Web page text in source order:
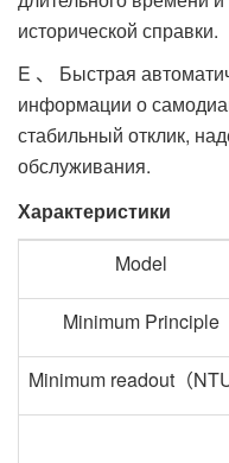
исторической справки.
E 、 Быстрая
информации о
стабильный отклик,
обслуживания.
Характеристики
Model
Minimum Principle
Minimum readout（NTU